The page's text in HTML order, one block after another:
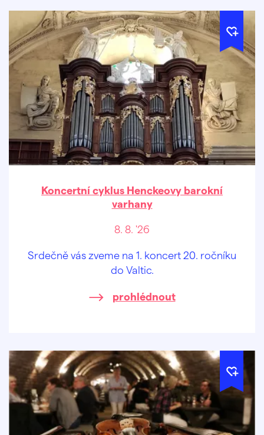
Koncertní cyklus Henckeovy barokní
varhany
8. 8. '26
Srdečně vás zveme na 1. koncert 20. ročníku
do Valtic.
prohlédnout